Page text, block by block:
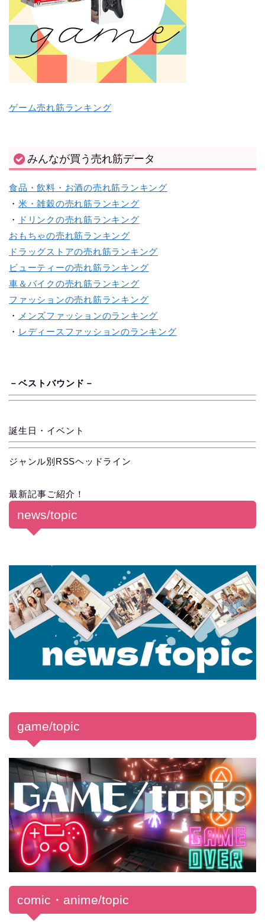
ゲーム売れ筋ランキング
みんなが買う売れ筋データ
食品・飲料・お酒の売れ筋ランキング
・ 米・雑穀の売れ筋ランキング
・
ドリンクの売れ筋ランキング
おもちゃの売れ筋ランキング
ドラッグストアの売れ筋ランキング
ビューティーの売れ筋ランキング
車＆バイクの売れ筋ランキング
ファッションの売れ筋ランキング
・
メンズファッションのランキング
・ レディースファッションのランキング
－ ベス トバウン ド －
誕生日・イベント
ジャンル別RSSヘッドライン
最新記事ご紹介！
news/topic
game/topic
comic・anime/topic